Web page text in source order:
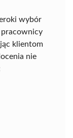
wybór
pracownicy
klientom
nie